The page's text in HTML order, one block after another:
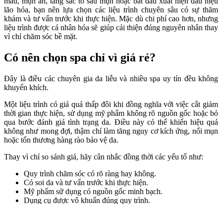
lão hóa, bạn nên lựa chọn các liệu trình chuyên sâu có sự thăm
khám và tư vấn trước khi thực hiện. Mặc dù chi phí cao hơn, nhưng
liệu trình được cá nhân hóa sẽ giúp cải thiện đúng nguyên nhân thay
vì chỉ chăm sóc bề mặt.
Có nên chọn spa chỉ vì giá rẻ?
Đây là điều các chuyên gia da liễu và nhiều spa uy tín đều không
khuyến khích.
Một liệu trình có giá quá thấp đôi khi đồng nghĩa với việc cắt giảm
thời gian thực hiện, sử dụng mỹ phẩm không rõ nguồn gốc hoặc bỏ
qua bước đánh giá tình trạng da. Điều này có thể khiến hiệu quả
không như mong đợi, thậm chí làm tăng nguy cơ kích ứng, nổi mụn
hoặc tổn thương hàng rào bảo vệ da.
Thay vì chỉ so sánh giá, hãy cân nhắc đồng thời các yếu tố như:
Quy trình chăm sóc có rõ ràng hay không.
Có soi da và tư vấn trước khi thực hiện.
Mỹ phẩm sử dụng có nguồn gốc minh bạch.
Dụng cụ được vô khuẩn đúng quy trình.